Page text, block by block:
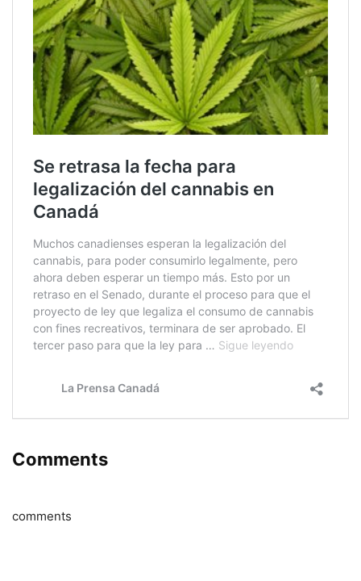
Comments
comments